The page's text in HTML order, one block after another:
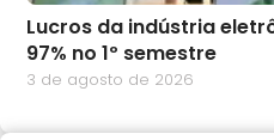
Lucros da indústria
97% no 1º semestre
3 de agosto de 2026